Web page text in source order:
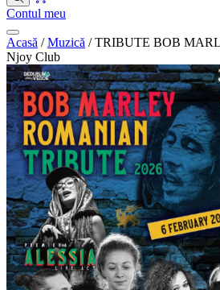
Contul meu
Acasă / Muzică / TRIBUTE BOB
Njoy Club